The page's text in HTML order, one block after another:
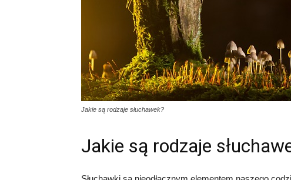
Jakie są rodzaje słuchawek?
Jakie są rodzaje